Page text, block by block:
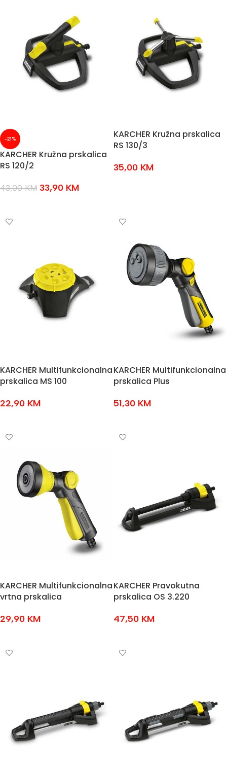
-21%
KARCHER Kružna prskalica
RS 120/2
43,00KM 33,90 KM
KARCHER Kružna prskalica
RS 130/3
35,00 KM
KARCHER Multifunkcionalna
prskalica MS 100
22,90 KM
KARCHER Multifunkcionalna
prskalica Plus
51,30 KM
KARCHER Multifunkcionalna
vrtna prskalica
29,90 KM
KARCHER Pravokutna
prskalica OS 3.220
47,50 KM